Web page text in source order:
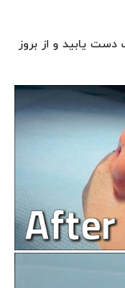
دست یابید و از بروز